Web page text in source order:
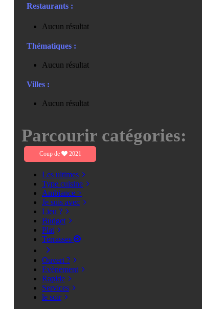
Restaurants :
Aucun résultat
Thématiques :
Aucun résultat
Villes :
Aucun résultat
Parcourir catégories:
Coup de 2021
Les ultimes
Type cuisine
Ambiance >
Je suis avec
Lieu ?
Budget
Plat
Terrasses
Ouvert ?
Evènement
Rapide
Services
le soir